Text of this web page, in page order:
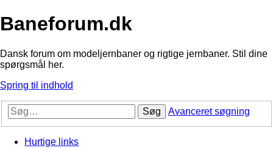
Baneforum.dk
Dansk forum om modeljernbaner og rigtige jernbaner. Stil dine
spørgsmål her.
Spring til indhold
Søg Avanceret søgning
Hurtige links